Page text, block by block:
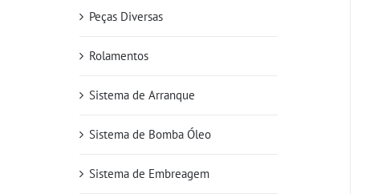
Peças Diversas
Rolamentos
Sistema de Arranque
Sistema de Bomba Óleo
Sistema de Embreagem